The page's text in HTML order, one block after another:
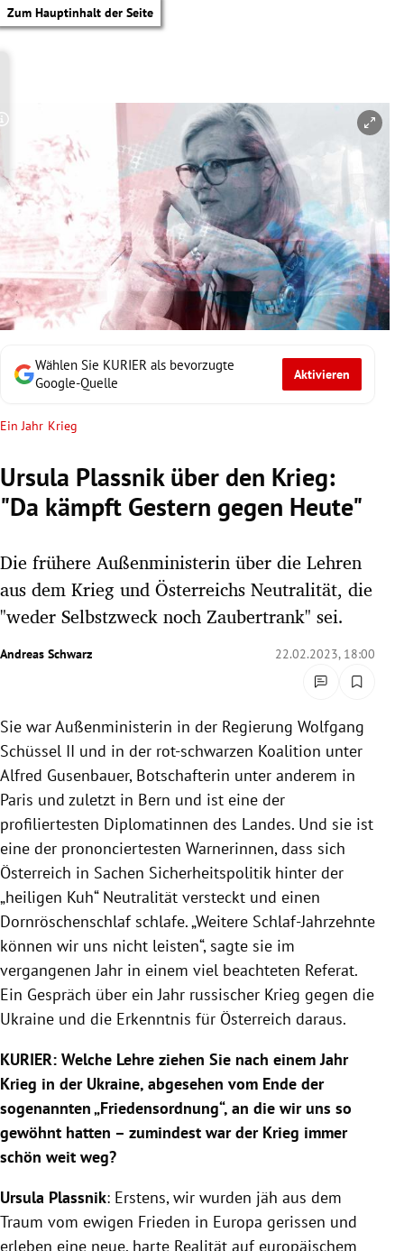
Zum Hauptinhalt der Seite
Untermenü
Untermenü
Untermenü
Untermenü
Untermenü
Untermenü
Untermenü
Untermenü
Wählen Sie KURIER als bevorzugte
Google-Quelle
Aktivieren
Ein Jahr Krieg
Ursula Plassnik über den Krieg:
"Da kämpft Gestern gegen Heute"
Die frühere Außenministerin über die Lehren
aus dem Krieg und Österreichs Neutralität, die
"weder Selbstzweck noch Zaubertrank" sei.
Andreas Schwarz 22.02.2023, 18:00
Copyright-Hinweis öffnen/schließen
Sie war Außenministerin in der Regierung Wolfgang
Schüssel II und in der rot-schwarzen Koalition unter
Alfred Gusenbauer, Botschafterin unter anderem in
Paris und zuletzt in Bern und ist eine der
profiliertesten Diplomatinnen des Landes. Und sie ist
eine der prononciertesten Warnerinnen, dass sich
Österreich in Sachen Sicherheitspolitik hinter der
„heiligen Kuh“ Neutralität versteckt und einen
Dornröschenschlaf schlafe. „Weitere Schlaf-Jahrzehnte
können wir uns nicht leisten“, sagte sie im
vergangenen Jahr in einem viel beachteten Referat.
Ein Gespräch über ein Jahr russischer Krieg gegen die
Ukraine und die Erkenntnis für Österreich daraus.
KURIER: Welche Lehre ziehen Sie nach einem Jahr
Krieg in der Ukraine, abgesehen vom Ende der
sogenannten „Friedensordnung“, an die wir uns so
gewöhnt hatten – zumindest war der Krieg immer
schön weit weg?
Ursula Plassnik: Erstens, wir wurden jäh aus dem
Traum vom ewigen Frieden in Europa gerissen und
erleben eine neue, harte Realität auf europäischem